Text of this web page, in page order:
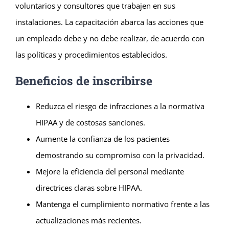
voluntarios y consultores que trabajen en sus
instalaciones. La capacitación abarca las acciones que
un empleado debe y no debe realizar, de acuerdo con
las políticas y procedimientos establecidos.
Beneficios de inscribirse
Reduzca el riesgo de infracciones a la normativa
HIPAA y de costosas sanciones.
Aumente la confianza de los pacientes
demostrando su compromiso con la privacidad.
Mejore la eficiencia del personal mediante
directrices claras sobre HIPAA.
Mantenga el cumplimiento normativo frente a las
actualizaciones más recientes.